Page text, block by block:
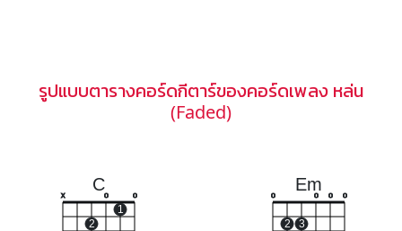
รูปแบบตารางคอร์ดกีตาร์ของคอร์ดเพลง หล่น
(Faded)
C
x
2
o
1
o
Em
o
2 3
o o o